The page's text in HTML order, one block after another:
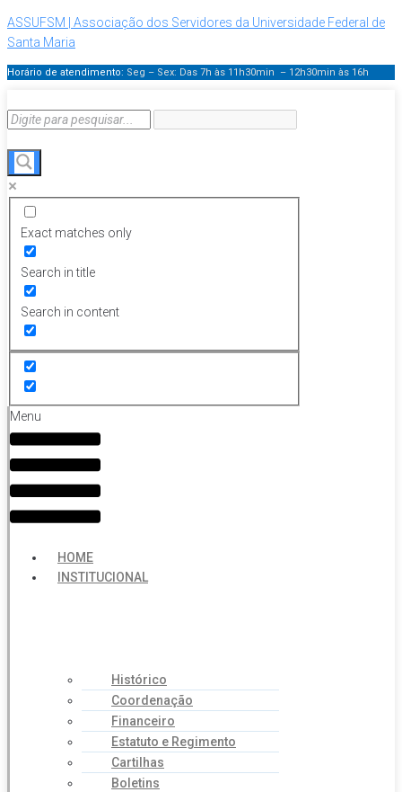
ASSUFSM | Associação dos Servidores da Universidade Federal de
Santa Maria
Horário de atendimento: Seg – Sex: Das 7h às 11h30min – 12h30min às 16h
Exact matches only
Search in title
Search in content
Menu
HOME
INSTITUCIONAL
Histórico
Coordenação
Financeiro
Estatuto e Regimento
Cartilhas
Boletins